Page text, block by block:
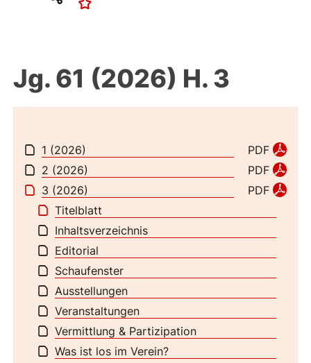
Jg. 61 (2026) H. 3
PDF
1 (2026)
PDF
2 (2026)
PDF
3 (2026)
Titelblatt
Inhaltsverzeichnis
Editorial
Schaufenster
Ausstellungen
Veranstaltungen
Vermittlung & Partizipation
Was ist los im Verein?